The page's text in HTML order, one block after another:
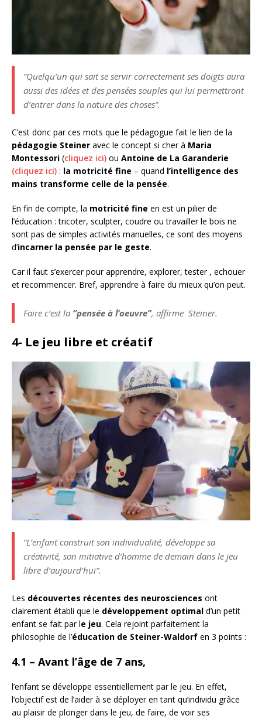
“Quelqu’un qui sait se servir correctement ses doigts aura
aussi des idées et des pensées souples qui lui permettront
d’entrer dans la nature des choses”.
C’est donc par ces mots que le pédagogue fait le lien de la
pédagogie Steiner avec le concept si cher à Maria
Montessori (cliquez ici) ou Antoine de La Garanderie
(cliquez ici) : la motricité fine – quand l’intelligence des
mains transforme celle de la pensée.
En fin de compte, la motricité fine en est un pilier de
l’éducation : tricoter, sculpter, coudre ou travailler le bois ne
sont pas de simples activités manuelles, ce sont des moyens
d’incarner la pensée par le geste.
Car il faut s’exercer pour apprendre, explorer, tester , echouer
et recommencer. Bref, apprendre à faire du mieux qu’on peut.
Faire c’est la “pensée à l’oeuvre”, affirme Steiner.
4- Le jeu libre et créatif
“L’enfant construit son individualité, développe sa
créativité, son initiative d’homme de demain dans le jeu
libre d’aujourd’hui”.
Les découvertes récentes des neurosciences ont
clairement établi que le développement optimal d’un petit
enfant se fait par le jeu. Cela rejoint parfaitement la
philosophie de l’éducation de Steiner-Waldorf en 3 points :
4.1 – Avant l’âge de 7 ans,
l’enfant se développe essentiellement par le jeu. En effet,
l’objectif est de l’aider à se déployer en tant qu’individu grâce
au plaisir de plonger dans le jeu, de faire, de voir ses